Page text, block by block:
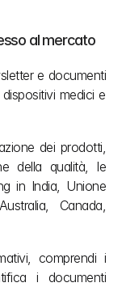
al mercato
e documenti
medici e
dei prodotti,
della qualità, le
in India, Unione
Canada,
comprendi i
i documenti